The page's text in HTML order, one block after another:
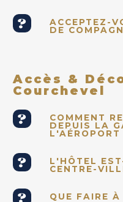
ACCEPTEZ-
DE
Accès &
Courchevel
COMMENT
DEPUIS LA
L'AÉROPORT
L'HÔTEL
CENTRE-
QUE FAIRE À